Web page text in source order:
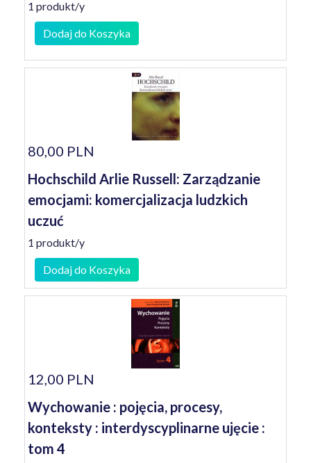
1 produkt/y
Dodaj do Koszyka
80,00 PLN
Hochschild Arlie Russell: Zarządzanie
emocjami: komercjalizacja ludzkich
uczuć
1 produkt/y
Dodaj do Koszyka
12,00 PLN
Wychowanie : pojęcia, procesy,
konteksty : interdyscyplinarne ujęcie :
tom 4